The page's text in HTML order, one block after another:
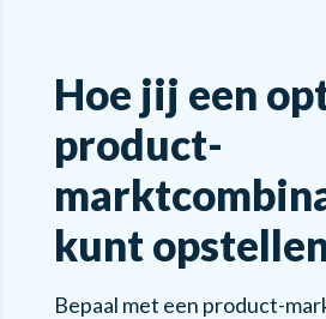
Hoe jij een
product-
kunt
Bepaal met een product-